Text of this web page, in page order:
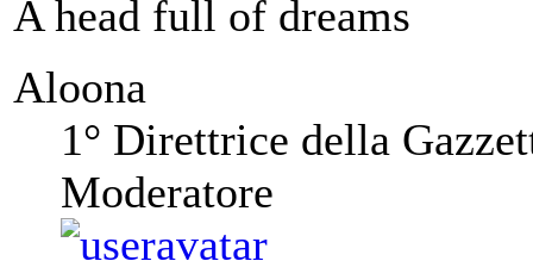
A head full of dreams
Aloona
1° Direttrice della
Moderatore